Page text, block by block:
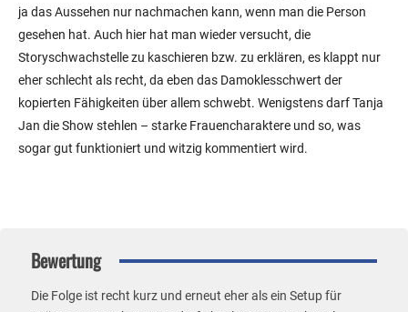
ja das Aussehen nur nachmachen kann, wenn man die Person
gesehen hat. Auch hier hat man wieder versucht, die
Storyschwachstelle zu kaschieren bzw. zu erklären, es klappt nur
eher schlecht als recht, da eben das Damoklesschwert der
kopierten Fähigkeiten über allem schwebt. Wenigstens darf Tanja
Jan die Show stehlen – starke Frauencharaktere und so, was
sogar gut funktioniert und witzig kommentiert wird.
Bewertung
Die Folge ist recht kurz und erneut eher als ein Setup für